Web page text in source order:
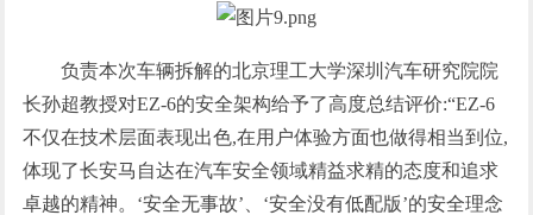
负责本次车辆拆解的北京理工大学深圳汽车研究院院
长孙超教授对EZ-6的安全架构给予了高度总结评价:“EZ-6
不仅在技术层面表现出色,在用户体验方面也做得相当到位,
体现了长安马自达在汽车安全领域精益求精的态度和追求
卓越的精神。‘安全无事故’、‘安全没有低配版’的安全理念